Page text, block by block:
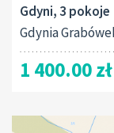
Gdyni, 3 pokoje
Gdynia
1 400.00 zł